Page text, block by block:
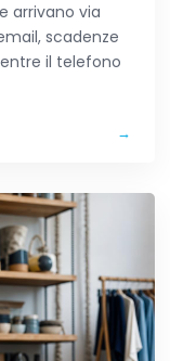
arrivano via
scadenze
il telefono
→